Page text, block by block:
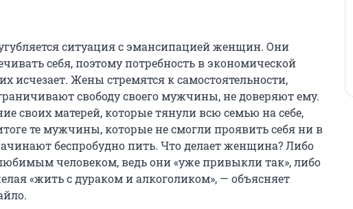
ситуация с эмансипацией женщин. Они
себя, поэтому потребность в экономической
исчезает. Жены стремятся к самостоятельности,
свободу своего мужчины, не доверяют ему.
своих матерей, которые тянули всю семью на себе,
те мужчины, которые не смогли проявить себя ни в
беспробудно пить. Что делает женщина? Либо
человеком, ведь они «уже привыкли так», либо
«жить с дураком и алкоголиком», — объясняет